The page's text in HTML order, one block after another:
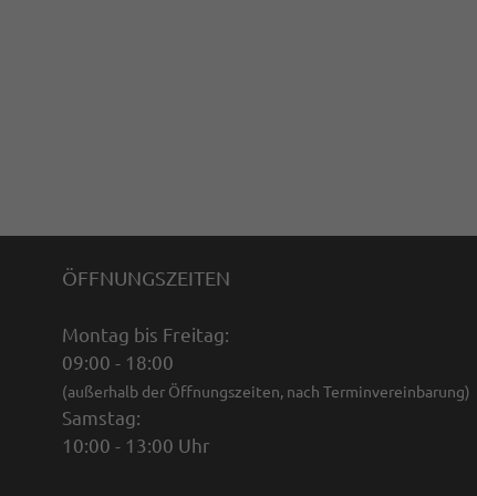
ÖFFNUNGSZEITEN
Montag bis Freitag:
09:00 - 18:00
(außerhalb der Öffnungszeiten, nach Terminvereinbarung)
Samstag:
10:00 - 13:00 Uhr